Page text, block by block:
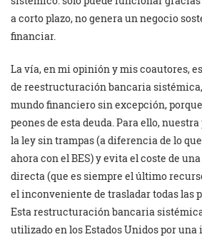
a corto plazo, no genera un negocio
financiar.
La vía, en mi opinión y mis coautores,
de reestructuración bancaria
mundo financiero sin excepción,
peones de esta deuda. Para ello,
la ley sin trampas (a diferencia de lo
ahora con el BES) y evita el coste de
directa (que es siempre el último
el inconveniente de trasladar todas las
Esta restructuración bancaria
utilizado en los Estados Unidos por